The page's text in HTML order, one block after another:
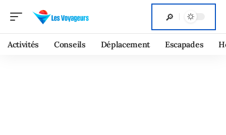
Activités Conseils Déplacement Escapades